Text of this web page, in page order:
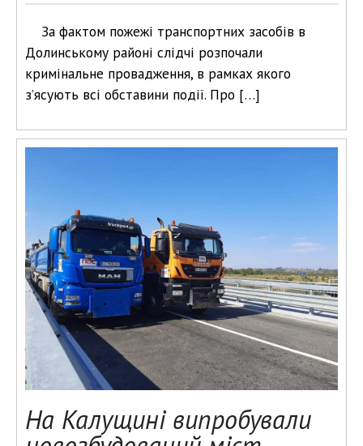
За фактом пожежі транспортних засобів в
Долинському районі слідчі розпочали
кримінальне провадження, в рамках якого
з’ясують всі обставини події. Про […]
На Калущині випробували